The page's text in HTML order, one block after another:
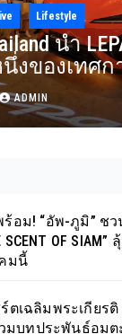
Lifestyle
นำ
งของเทศก
Song Wat
วัตกรรม ค
ตล์พรีเมีย
ADMIN
ร้อม! “อัพ-ภูมิ” ช
OF SIAM”
มนี้
ตเฉลิมพระเกียรติ
วมบทประพันธ์อมต